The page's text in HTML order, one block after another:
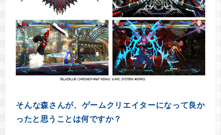
そんな森さんが、ゲームクリエイターになって良か
ったと思うことは何ですか？